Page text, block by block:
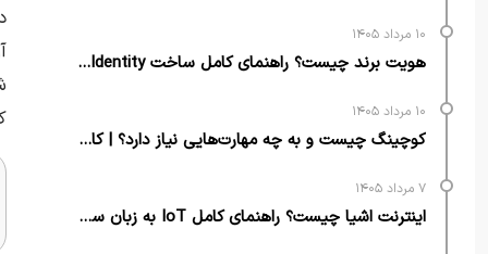
۱۰ مرداد ۱۴۰۵
هویت برند چیست؟ راهنمای کامل ساخت Brand Identity برای کسب‌وکارها
۱۰ مرداد ۱۴۰۵
کوچینگ چیست و به چه مهارت‌هایی نیاز دارد؟ | کامل‌ترین راهنما
۷ مرداد ۱۴۰۵
اینترنت اشیا چیست؟ راهنمای کامل IoT به زبان ساده + مثال‌های کاربردی